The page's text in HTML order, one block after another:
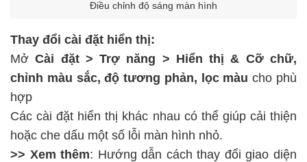
Điều chỉnh độ sáng màn hình
Thay đổi cài đặt hiển thị:
MởCài đặt > Trợ năng > Hiển thị & Cỡ chữ,
chỉnh màu sắc, độ tương phản, lọc màucho phù
hợp
Các cài đặt hiển thị khác nhau có thể giúp cải thiện
hoặc che dấu một số lỗi màn hình nhỏ.
>> Xem thêm: Hướng dẫn cách thay đổi giao diện